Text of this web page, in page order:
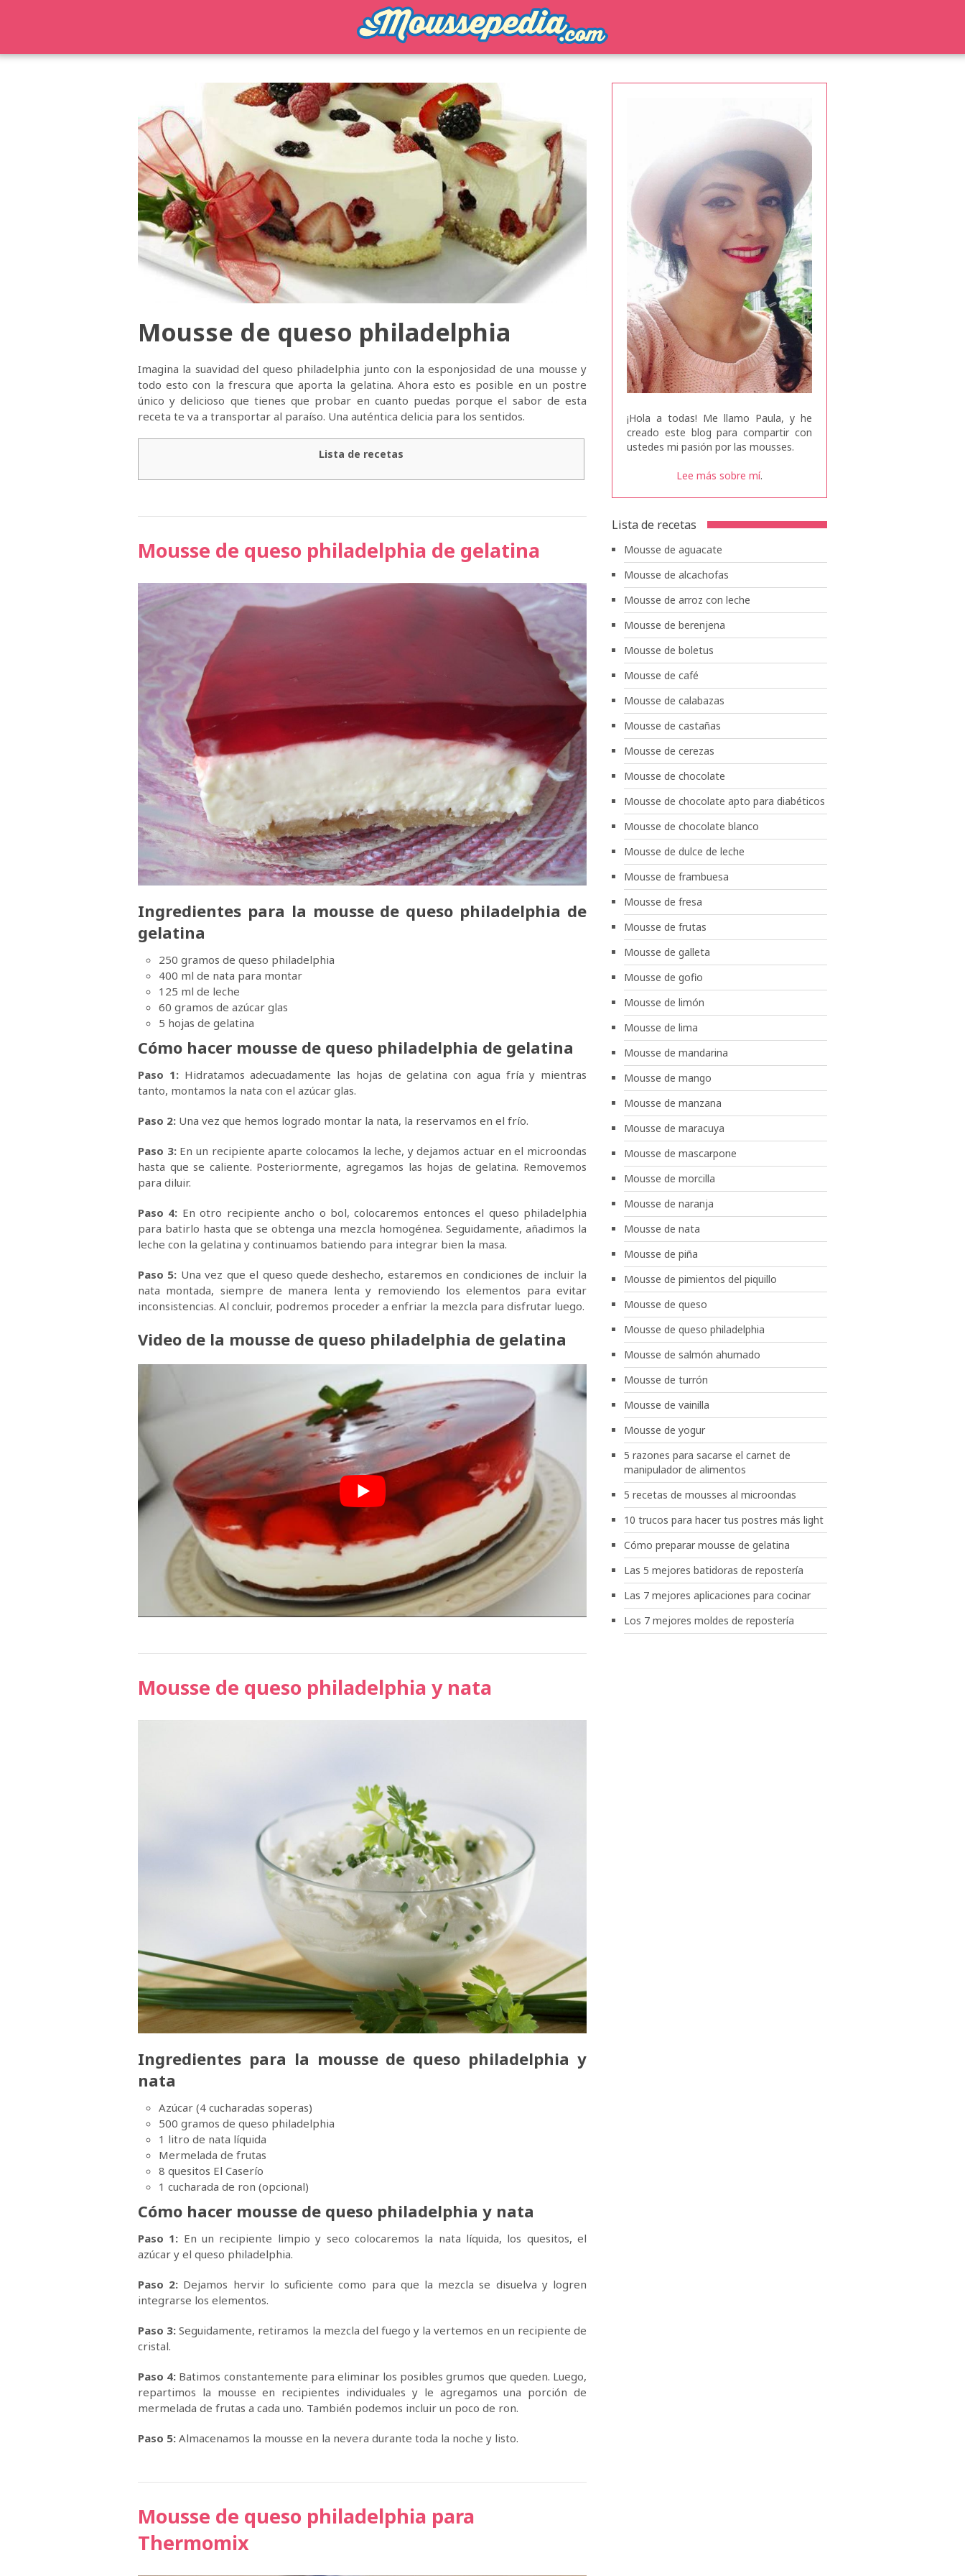
Mousse de queso philadelphia
Imagina la suavidad del queso philadelphia junto con la esponjosidad de una mousse y
todo esto con la frescura que aporta la gelatina. Ahora esto es posible en un postre
único y delicioso que tienes que probar en cuanto puedas porque el sabor de esta
receta te va a transportar al paraíso. Una auténtica delicia para los sentidos.
Lista de recetas
Mousse de queso philadelphia de gelatina
Ingredientes para la mousse de queso philadelphia de
gelatina
250 gramos de queso philadelphia
400 ml de nata para montar
125 ml de leche
60 gramos de azúcar glas
5 hojas de gelatina
Cómo hacer mousse de queso philadelphia de gelatina
Paso 1:Hidratamos adecuadamente las hojas de gelatina con agua fría y mientras
tanto, montamos la nata con el azúcar glas.
Paso 2: Una vez que hemos logrado montar la nata, la reservamos en el frío.
Paso 3:En un recipiente aparte colocamos la leche, y dejamos actuar en el microondas
hasta que se caliente. Posteriormente, agregamos las hojas de gelatina. Removemos
para diluir.
Paso 4: En otro recipiente ancho o bol, colocaremos entonces el queso philadelphia
para batirlo hasta que se obtenga una mezcla homogénea. Seguidamente, añadimos la
leche con la gelatina y continuamos batiendo para integrar bien la masa.
Paso 5: Una vez que el queso quede deshecho, estaremos en condiciones de incluir la
nata montada, siempre de manera lenta y removiendo los elementos para evitar
inconsistencias. Al concluir, podremos proceder a enfriar la mezcla para disfrutar luego.
Video de la mousse de queso philadelphia de gelatina
Mousse de queso philadelphia y nata
Ingredientes para la mousse de queso philadelphia y
nata
Azúcar (4 cucharadas soperas)
500 gramos de queso philadelphia
1 litro de nata líquida
Mermelada de frutas
8 quesitos El Caserío
1 cucharada de ron (opcional)
Cómo hacer mousse de queso philadelphia y nata
Paso 1: En un recipiente limpio y seco colocaremos la nata líquida, los quesitos, el
azúcar y el queso philadelphia.
Paso 2: Dejamos hervir lo suficiente como para que la mezcla se disuelva y logren
integrarse los elementos.
Paso 3: Seguidamente, retiramos la mezcla del fuego y la vertemos en un recipiente de
cristal.
Paso 4: Batimos constantemente para eliminar los posibles grumos que queden. Luego,
repartimos la mousse en recipientes individuales y le agregamos una porción de
mermelada de frutas a cada uno. También podemos incluir un poco de ron.
Paso 5: Almacenamos la mousse en la nevera durante toda la noche y listo.
Mousse de queso philadelphia para
Thermomix
¡Hola a todas! Me llamo Paula, y he
creado este blog para compartir con
ustedes mi pasión por las mousses.
Lee más sobre mí.
Lista de recetas
Mousse de aguacate
Mousse de alcachofas
Mousse de arroz con leche
Mousse de berenjena
Mousse de boletus
Mousse de café
Mousse de calabazas
Mousse de castañas
Mousse de cerezas
Mousse de chocolate
Mousse de chocolate apto para diabéticos
Mousse de chocolate blanco
Mousse de dulce de leche
Mousse de frambuesa
Mousse de fresa
Mousse de frutas
Mousse de galleta
Mousse de gofio
Mousse de limón
Mousse de lima
Mousse de mandarina
Mousse de mango
Mousse de manzana
Mousse de maracuya
Mousse de mascarpone
Mousse de morcilla
Mousse de naranja
Mousse de nata
Mousse de piña
Mousse de pimientos del piquillo
Mousse de queso
Mousse de queso philadelphia
Mousse de salmón ahumado
Mousse de turrón
Mousse de vainilla
Mousse de yogur
5 razones para sacarse el carnet de
manipulador de alimentos
5 recetas de mousses al microondas
10 trucos para hacer tus postres más light
Cómo preparar mousse de gelatina
Las 5 mejores batidoras de repostería
Las 7 mejores aplicaciones para cocinar
Los 7 mejores moldes de repostería